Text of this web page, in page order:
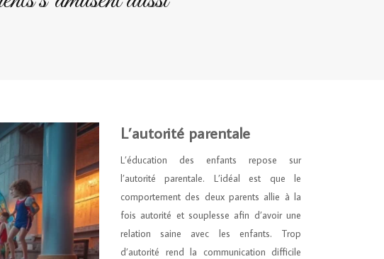
L’autorité parentale
L’éducation des enfants repose sur
l’autorité parentale. L’idéal est que le
comportement des deux parents allie à la
fois autorité et souplesse afin d’avoir une
relation saine avec les enfants. Trop
d’autorité rend la communication difficile